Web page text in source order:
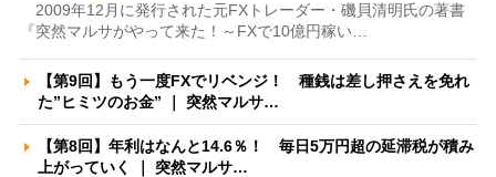
2009年12月に発行された元FXトレーダー・磯貝清明氏の著書
『突然マルサがやって来た！～FXで10億円稼い…
【第9回】もう一度FXでリベンジ！ 種銭は差し押さえを免れ
た”ヒミツのお金” ｜ 突然マルサ…
【第8回】年利はなんと14.6％！ 毎日5万円超の延滞税が積み
上がっていく ｜ 突然マルサ…